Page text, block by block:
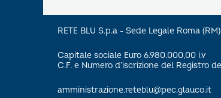
RETE BLU S.p.a - Sede Legale Roma
Capitale sociale Euro 6.980.000,00 i.v
C.F. e Numero d’iscrizione del Registro
amministrazione.reteblu@pec.glauco.it